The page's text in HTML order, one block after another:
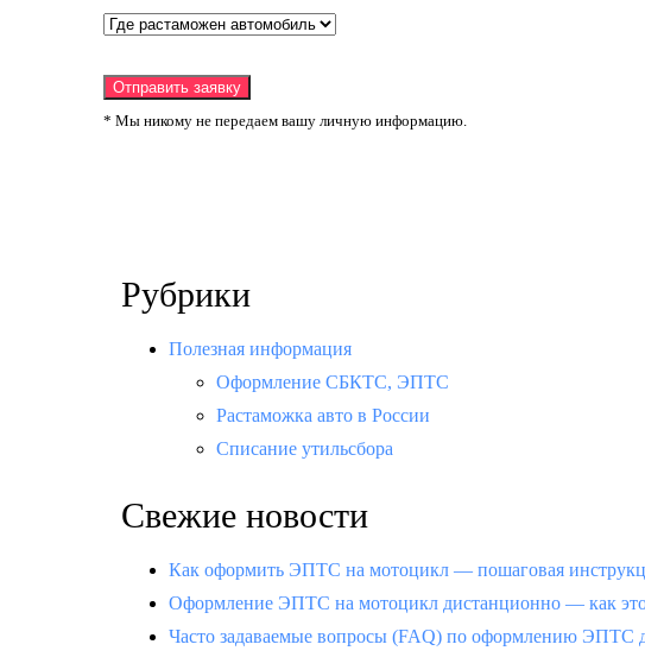
* Мы никому не передаем вашу личную информацию.
Рубрики
Полезная информация
Оформление СБКТС, ЭПТС
Растаможка авто в России
Списание утильсбора
Свежие новости
Как оформить ЭПТС на мотоцикл — пошаговая
Оформление ЭПТС на мотоцикл дистанционно — как это
Часто задаваемые вопросы (FAQ) по оформлению ЭПТС